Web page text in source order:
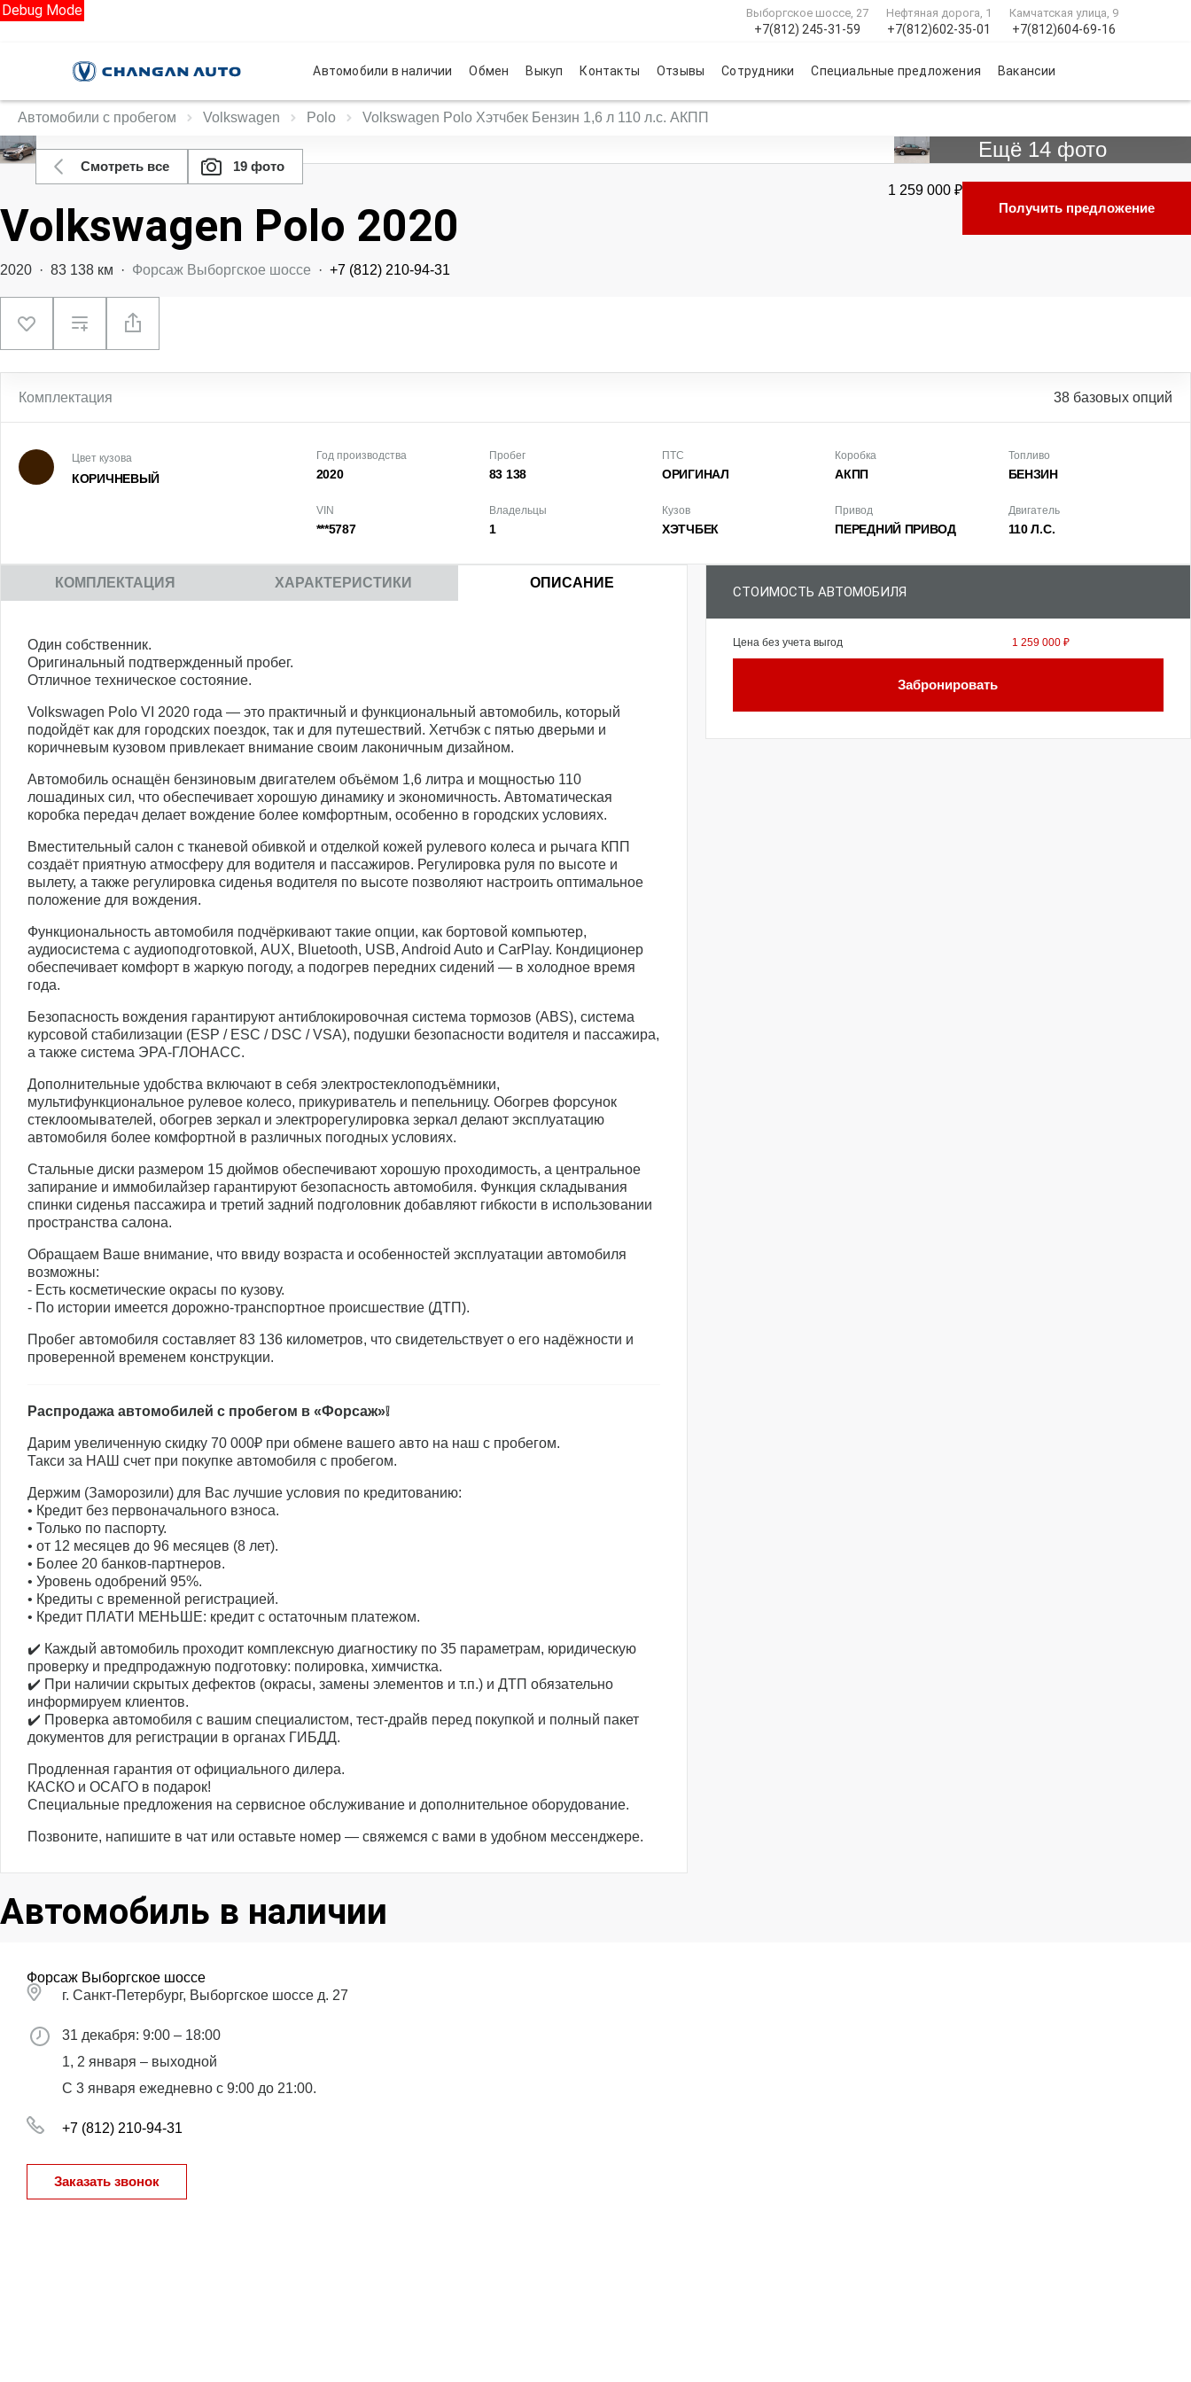
Debug Mode
+7(812) 245-31-59
Выборгское шоссе, 27
+7(812)602-35-01
Нефтяная дорога, 1
+7(812)604-69-16
Камчатская улица, 9
Автомобили в наличии Обмен Выкуп Контакты Отзывы Сотрудники Специальные предложения Вакансии
Автомобили с пробегом Volkswagen Polo Volkswagen Polo Хэтчбек Бензин 1,6 л 110 л.с. АКПП
Смотреть все 19 фото
Ещё 14 фото
Volkswagen Polo 2020
1 259 000 ₽
2020 · 83 138 км · Форсаж Выборгское шоссе · +7 (812) 210-94-31
Получить предложение
Комплектация 38 базовых опций
Цвет кузова
КОРИЧНЕВЫЙ
Год производства
2020
Пробег
83 138
ПТС
ОРИГИНАЛ
Коробка
АКПП
Топливо
БЕНЗИН
VIN
***5787
Владельцы
1
Кузов
ХЭТЧБЕК
Привод
ПЕРЕДНИЙ ПРИВОД
Двигатель
110 Л.С.
КОМПЛЕКТАЦИЯ ХАРАКТЕРИСТИКИ ОПИСАНИЕ
Один собственник.
Оригинальный подтвержденный пробег.
Отличное техническое состояние.
Volkswagen Polo VI 2020 года — это практичный и функциональный автомобиль, который
подойдёт как для городских поездок, так и для путешествий. Хетчбэк с пятью дверьми и
коричневым кузовом привлекает внимание своим лаконичным дизайном.
Автомобиль оснащён бензиновым двигателем объёмом 1,6 литра и мощностью 110
лошадиных сил, что обеспечивает хорошую динамику и экономичность. Автоматическая
коробка передач делает вождение более комфортным, особенно в городских условиях.
Вместительный салон с тканевой обивкой и отделкой кожей рулевого колеса и рычага КПП
создаёт приятную атмосферу для водителя и пассажиров. Регулировка руля по высоте и
вылету, а также регулировка сиденья водителя по высоте позволяют настроить оптимальное
положение для вождения.
Функциональность автомобиля подчёркивают такие опции, как бортовой компьютер,
аудиосистема с аудиоподготовкой, AUX, Bluetooth, USB, Android Auto и CarPlay. Кондиционер
обеспечивает комфорт в жаркую погоду, а подогрев передних сидений — в холодное время
года.
Безопасность вождения гарантируют антиблокировочная система тормозов (ABS), система
курсовой стабилизации (ESP / ESC / DSC / VSA), подушки безопасности водителя и пассажира,
а также система ЭРА-ГЛОНАСС.
Дополнительные удобства включают в себя электростеклоподъёмники,
мультифункциональное рулевое колесо, прикуриватель и пепельницу. Обогрев форсунок
стеклоомывателей, обогрев зеркал и электрорегулировка зеркал делают эксплуатацию
автомобиля более комфортной в различных погодных условиях.
Стальные диски размером 15 дюймов обеспечивают хорошую проходимость, а центральное
запирание и иммобилайзер гарантируют безопасность автомобиля. Функция складывания
спинки сиденья пассажира и третий задний подголовник добавляют гибкости в использовании
пространства салона.
Обращаем Ваше внимание, что ввиду возраста и особенностей эксплуатации автомобиля
возможны:
- Есть косметические окрасы по кузову.
- По истории имеется дорожно-транспортное происшествие (ДТП).
Пробег автомобиля составляет 83 136 километров, что свидетельствует о его надёжности и
проверенной временем конструкции.
Распродажа автомобилей с пробегом в «Форсаж»❕
Дарим увеличенную скидку 70 000₽ при обмене вашего авто на наш с пробегом.
Такси за НАШ счет при покупке автомобиля с пробегом.
Держим (Заморозили) для Вас лучшие условия по кредитованию:
• Кредит без первоначального взноса.
• Только по паспорту.
• от 12 месяцев до 96 месяцев (8 лет).
• Более 20 банков-партнеров.
• Уровень одобрений 95%.
• Кредиты с временной регистрацией.
• Кредит ПЛАТИ МЕНЬШЕ: кредит с остаточным платежом.
✔️ Каждый автомобиль проходит комплексную диагностику по 35 параметрам, юридическую
проверку и предпродажную подготовку: полировка, химчистка.
✔️ При наличии скрытых дефектов (окрасы, замены элементов и т.п.) и ДТП обязательно
информируем клиентов.
✔️ Проверка автомобиля с вашим специалистом, тест-драйв перед покупкой и полный пакет
документов для регистрации в органах ГИБДД.
Продленная гарантия от официального дилера.
КАСКО и ОСАГО в подарок!
Специальные предложения на сервисное обслуживание и дополнительное оборудование.
Позвоните, напишите в чат или оставьте номер — свяжемся с вами в удобном мессенджере.
СТОИМОСТЬ АВТОМОБИЛЯ
Цена без учета выгод 1 259 000 ₽
Забронировать
Автомобиль в наличии
Форсаж Выборгское шоссе
г. Санкт-Петербург, Выборгское шоссе д. 27
31 декабря: 9:00 – 18:00
1, 2 января – выходной
С 3 января ежедневно с 9:00 до 21:00.
+7 (812) 210-94-31
Заказать звонок